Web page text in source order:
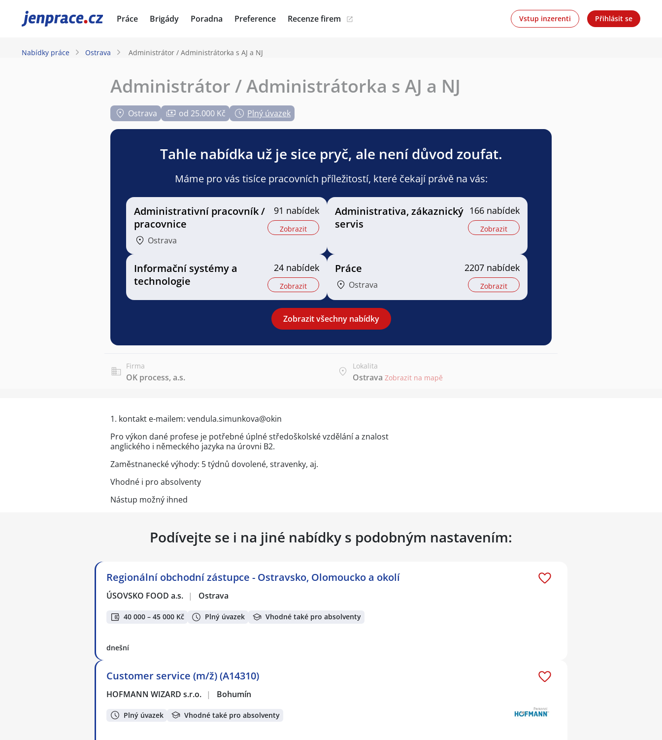
JenPráce.cz Práce Brigády Poradna Preference Recenze firem Vstup inzerenti Přihlásit se
Nabídky práce Ostrava Administrátor / Administrátorka s AJ a NJ
Administrátor / Administrátorka s AJ a NJ
Ostrava od 25.000 Kč Plný úvazek
Tahle nabídka už je sice pryč, ale není důvod zoufat.
Máme pro vás tisíce pracovních příležitostí, které čekají právě na vás:
Administrativní pracovník /
pracovnice
Ostrava
91 nabídek
Zobrazit
Administrativa, zákaznický
servis
166 nabídek
Zobrazit
Informační systémy a
technologie
24 nabídek
Zobrazit
Práce
Ostrava
2207 nabídek
Zobrazit
Zobrazit všechny nabídky
Firma
OK process, a.s.
Lokalita
Ostrava Zobrazit na mapě
1. kontakt e-mailem: vendula.simunkova@okin
Pro výkon dané profese je potřebné úplné středoškolské vzdělání a znalost
anglického i německého jazyka na úrovni B2.
Zaměstnanecké výhody: 5 týdnů dovolené, stravenky, aj.
Vhodné i pro absolventy
Nástup možný ihned
Podívejte se i na jiné nabídky s podobným nastavením:
Regionální obchodní zástupce - Ostravsko, Olomoucko a okolí
ÚSOVSKO FOOD a.s. | Ostrava
40 000 – 45 000 Kč Plný úvazek Vhodné také pro absolventy
dnešní
Customer service (m/ž) (A14310)
HOFMANN WIZARD s.r.o. | Bohumín
Plný úvazek Vhodné také pro absolventy